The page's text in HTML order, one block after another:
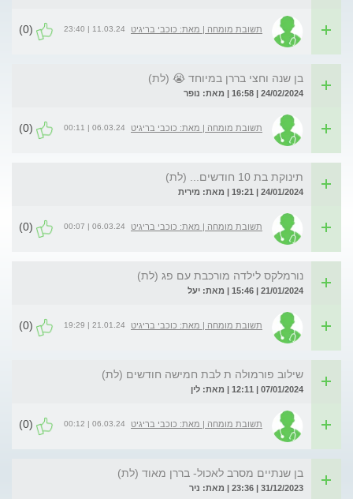
תשובת מומחה | מאת: כוכבי בריגיט 11.03.24 | 23:40
(0)
בן שנה וחצי בררן במיוחד 😭 (לת)
24/02/2024 | 16:58 | מאת: נופר
תשובת מומחה | מאת: כוכבי בריגיט 06.03.24 | 00:11
(0)
תינוקת בת 10 חודשים... (לת)
24/01/2024 | 19:21 | מאת: מירית
תשובת מומחה | מאת: כוכבי בריגיט 06.03.24 | 00:07
(0)
נורמלקס לילדה מורכבת עם פג (לת)
21/01/2024 | 15:46 | מאת: יעל
תשובת מומחה | מאת: כוכבי בריגיט 21.01.24 | 19:29
(0)
שילוב פורמולה ת לבת חמישה חודשים (לת)
07/01/2024 | 12:11 | מאת: לין
תשובת מומחה | מאת: כוכבי בריגיט 06.03.24 | 00:12
(0)
בן שנתיים מסרב לאכול- בררן מאוד (לת)
31/12/2023 | 23:36 | מאת: ניר